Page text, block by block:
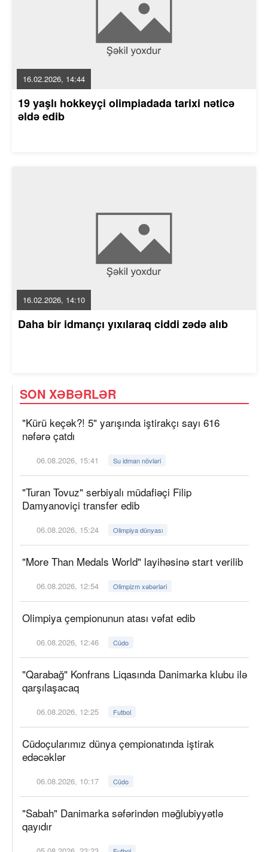
16.02.2026, 14:44
19 yaşlı hokkeyçi olimpiadada tarixi nəticə
əldə edib
16.02.2026, 14:10
Daha bir idmançı yıxılaraq ciddi zədə alıb
SON XƏBƏRLƏR
"Kürü keçək?! 5" yarışında iştirakçı sayı 616
nəfərə çatdı
06.08.2026, 15:41 Su idman növləri
"Turan Tovuz" serbiyalı müdafiəçi Filip
Damyanoviçi transfer edib
06.08.2026, 15:24 Olimpiya dünyası
"More Than Medals World" layihəsinə start verilib
06.08.2026, 12:54 Olimpizm xəbərləri
Olimpiya çempionunun atası vəfat edib
06.08.2026, 12:46 Cüdo
"Qarabağ" Konfrans Liqasında Danimarka klubu ilə
qarşılaşacaq
06.08.2026, 12:25 Futbol
Cüdoçularımız dünya çempionatında iştirak
edəcəklər
06.08.2026, 10:17 Cüdo
"Sabah" Danimarka səfərindən məğlubiyyətlə
qayıdır